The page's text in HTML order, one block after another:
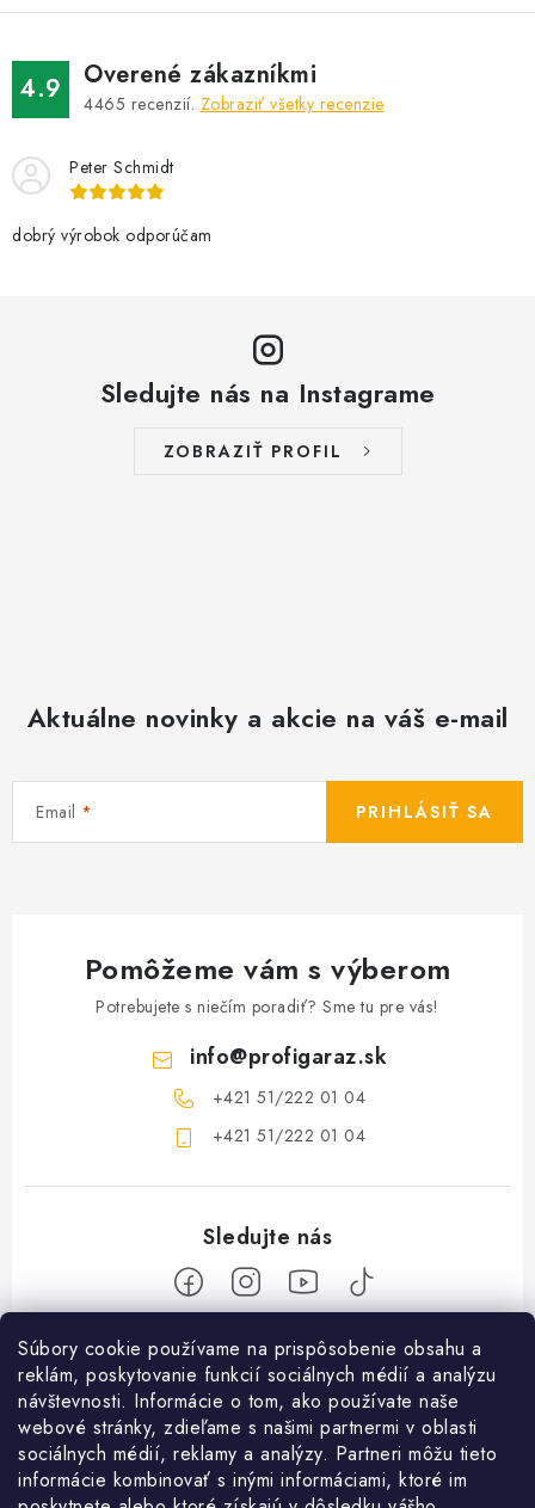
Súbory cookie používame na prispôsobenie obsahu a
reklám, poskytovanie funkcií sociálnych médií a analýzu
návštevnosti. Informácie o tom, ako používate naše
webové stránky, zdieľame s našimi partnermi v oblasti
sociálnych médií, reklamy a analýzy. Partneri môžu tieto
informácie kombinovať s inými informáciami, ktoré im
á
d
a
c
e
r
4.9 Overené zákazníkmi
4465 recenzií. Zobraziť všetky recenzie
Peter Schmidt
dobrý výrobok odporúčam
Sledujte nás na Instagrame
ZOBRAZIŤ PROFIL
Aktuálne novinky a akcie na váš e-mail
Email PRIHLÁSIŤ SA
Pomôžeme vám s výberom
Potrebujete s niečím poradiť? Sme tu pre vás!
info@profigaraz.sk
+421 51/222 01 04
+421 51/222 01 04
Nakupovanie
Ako nakupovať
Obchodné podmienky
Objednávky